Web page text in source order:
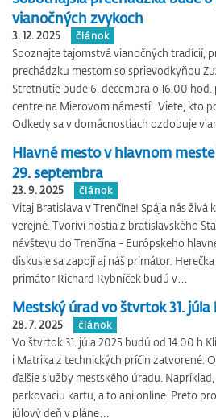
vianočných zvykoch
3. 12. 2025 článok
Spoznajte tajomstvá vianočných tradícií,
prechádzku mestom so sprievodkyňou
Stretnutie bude 6. decembra o 16.00
centre na Mierovom námestí. Viete, kto
Odkedy sa v domácnostiach ozdobuje
Hlavné mesto v hlavnom
29. septembra
23. 9. 2025 článok
Vitaj Bratislava v Trenčíne! Spája nás živá
verejné. Tvoriví hostia z bratislavského
návštevu do Trenčína - Európskeho
diskusie sa zapojí aj náš primátor.
primátor Richard Rybníček budú v…
Mestský úrad vo štvrtok 31. júla
28. 7. 2025 článok
Vo štvrtok 31. júla 2025 budú od 14.00 h
i Matrika z technických príčin zatvorené.
ďalšie služby mestského úradu.
parkovaciu kartu, a to ani online. Preto
júlový deň v pláne…